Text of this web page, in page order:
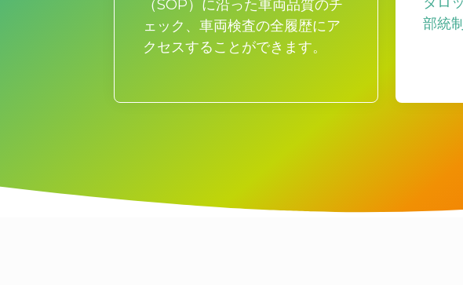
（SOP）に沿った車両品質のチ
ェック、車両検査の全履歴にア
クセスすることができます。
部統